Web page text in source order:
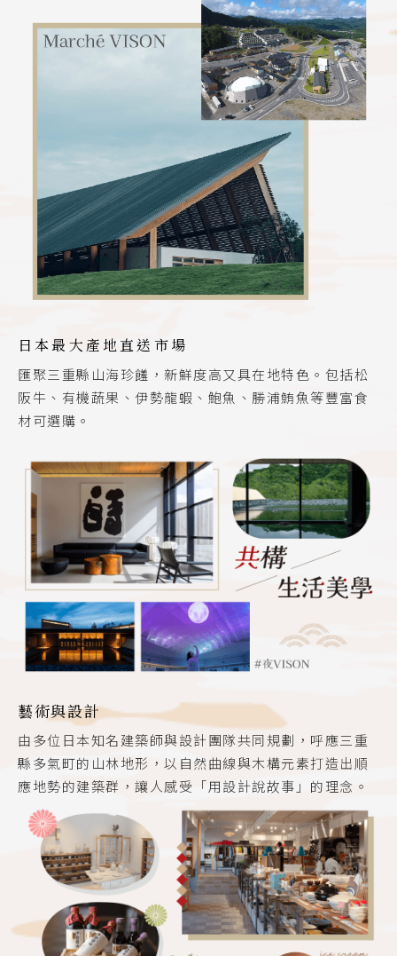
日本最大產地直送市場
匯聚三重縣山海珍饈，新鮮度高又具在地特色。包括松
阪牛、有機蔬果、伊勢龍蝦、鮑魚、勝浦鮪魚等豐富食
材可選購。
藝術與設計
由多位日本知名建築師與設計團隊共同規劃，呼應三重
縣多氣町的山林地形，以自然曲線與木構元素打造出順
應地勢的建築群，讓人感受「用設計說故事」的理念。